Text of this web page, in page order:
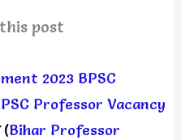
post
2023 BPSC
Professor Vacancy
(Bihar Professor